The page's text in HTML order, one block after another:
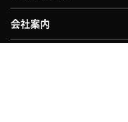
会社案内